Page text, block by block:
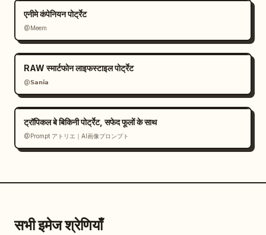
एनीमे कंपेनियन पोर्ट्रेट
@Meem
RAW स्मार्टफोन लाइफस्टाइल पोर्ट्रेट
@𝗦𝗮𝗻𝗶𝗮
ट्रॉपिकल बे बिकिनी पोर्ट्रेट, सफेद फूलों के साथ
@Prompt アトリエ｜AI画像プロンプト
सभी इमेज श्रेणियाँ